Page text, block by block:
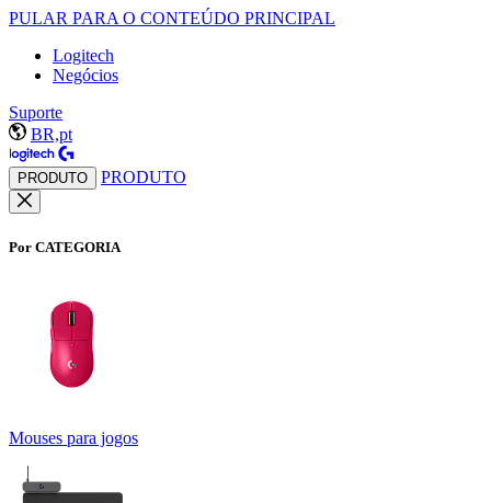
PULAR PARA O CONTEÚDO PRINCIPAL
Logitech
Negócios
Suporte
BR,pt
PRODUTO PRODUTO
Por CATEGORIA
Mouses para jogos